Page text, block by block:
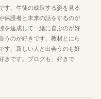
す。生徒の成長する姿を見る
保護者と未来の話をするのが
を達成して一緒に喜ぶのが好
うのが好きです。教材とにら
す。新しい人と出会うのも好
きです。ブログも、好きで